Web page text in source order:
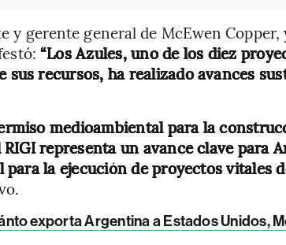
y gerente general de McEwen
“Los Azules, uno de los diez
recursos, ha realizado avances
medioambiental para la
representa un avance clave para
para la ejecución de proyectos vitales
exporta Argentina a Estados Unidos,